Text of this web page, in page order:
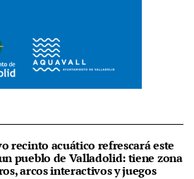
recinto acuático refrescará este
pueblo de Valladolid: tiene zona
arcos interactivos y juegos